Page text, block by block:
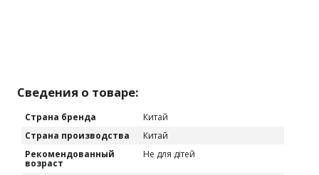
Сведения о товаре:
Страна бренда
Китай
Страна производства
Китай
Рекомендованный
возраст
Не для дітей